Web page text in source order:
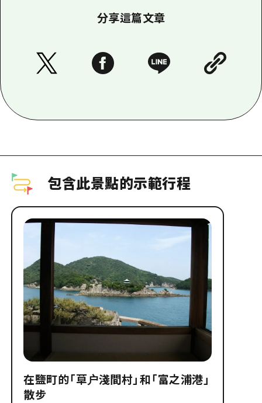
分享這篇文章
包含此景點的示範行程
在鹽町的「草户淺間村」和「富之浦港」
散步